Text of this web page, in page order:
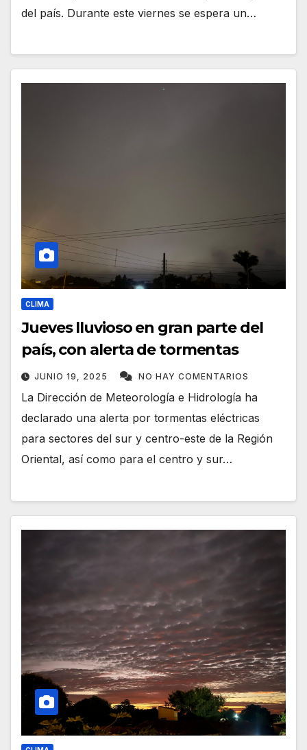
del país. Durante este viernes se espera un…
CLIMA
Jueves lluvioso en gran parte del
país, con alerta de tormentas
JUNIO 19, 2025 NO HAY COMENTARIOS
La Dirección de Meteorología e Hidrología ha
declarado una alerta por tormentas eléctricas
para sectores del sur y centro-este de la Región
Oriental, así como para el centro y sur…